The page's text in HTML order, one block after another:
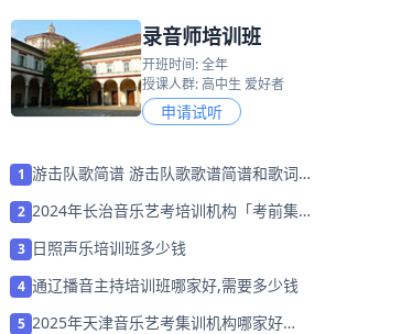
录音师培训班
开班时间: 全年
授课人群: 高中生 爱好者
申请试听
1 游击队歌简谱 游击队歌歌谱简谱和歌词完
2 2024年长治音乐艺考培训机构「考前集训
3 日照声乐培训班多少钱
4 通辽播音主持培训班哪家好,需要多少钱
5 2025年天津音乐艺考集训机构哪家好